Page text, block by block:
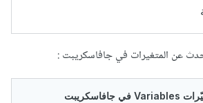
عن المتغيرات في جافاسكريبت :